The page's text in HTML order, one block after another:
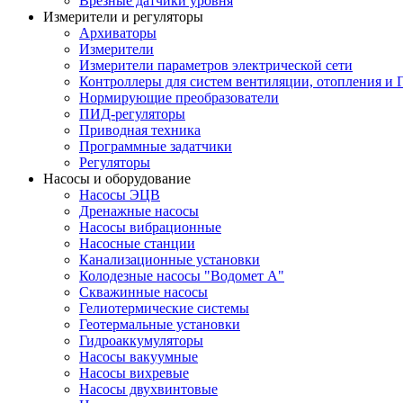
Измерители и регуляторы
Архиваторы
Измерители
Измерители параметров электрической сети
Контроллеры для систем вентиляции, отопления и
Нормирующие преобразователи
ПИД-регуляторы
Приводная техника
Программные задатчики
Регуляторы
Насосы и оборудование
Насосы ЭЦВ
Дренажные насосы
Насосы вибрационные
Насосные станции
Канализационные установки
Колодезные насосы "Водомет А"
Скважинные насосы
Гелиотермические системы
Геотермальные установки
Гидроаккумуляторы
Насосы вакуумные
Насосы вихревые
Насосы двухвинтовые